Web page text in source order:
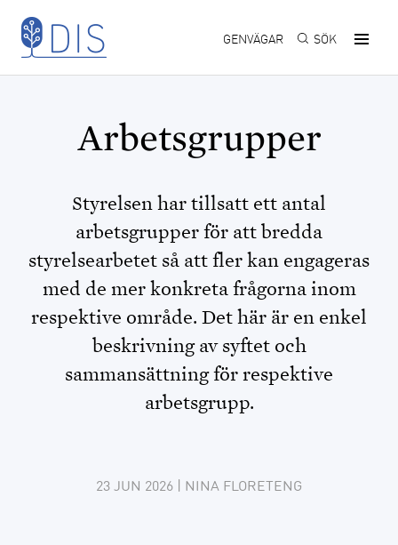
Hoppa till huvudinnehåll
GENVÄGAR SÖK
Arbetsgrupper
Styrelsen har tillsatt ett antal
arbetsgrupper för att bredda
styrelsearbetet så att fler kan engageras
med de mer konkreta frågorna inom
respektive område. Det här är en enkel
beskrivning av syftet och
sammansättning för respektive
arbetsgrupp.
23 JUN 2026 | NINA FLORETENG